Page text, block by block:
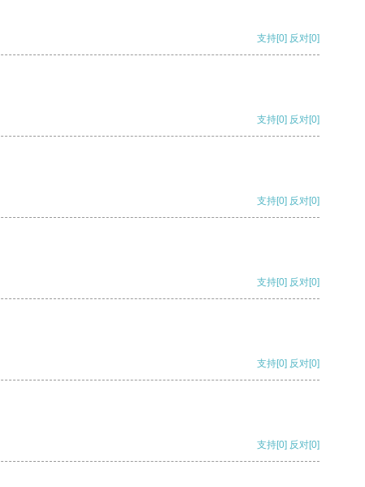
支持[0] 反对[0]
支持[0] 反对[0]
支持[0] 反对[0]
支持[0] 反对[0]
支持[0] 反对[0]
支持[0] 反对[0]